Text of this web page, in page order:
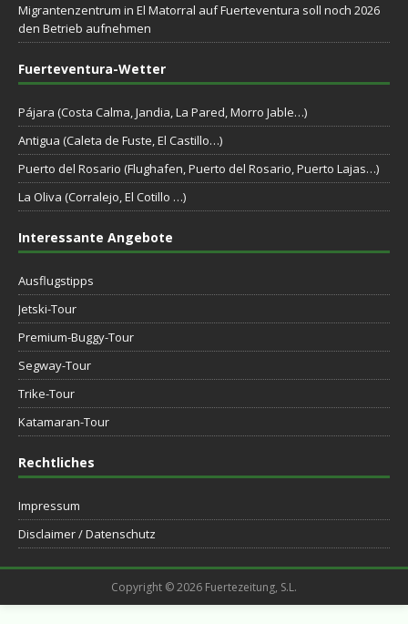
Migrantenzentrum in El Matorral auf Fuerteventura soll noch 2026
den Betrieb aufnehmen
Fuerteventura-Wetter
Pájara (Costa Calma, Jandia, La Pared, Morro Jable…)
Antigua (Caleta de Fuste, El Castillo…)
Puerto del Rosario (Flughafen, Puerto del Rosario, Puerto Lajas…)
La Oliva (Corralejo, El Cotillo …)
Interessante Angebote
Ausflugstipps
Jetski-Tour
Premium-Buggy-Tour
Segway-Tour
Trike-Tour
Katamaran-Tour
Rechtliches
Impressum
Disclaimer / Datenschutz
Copyright © 2026 Fuertezeitung, S.L.